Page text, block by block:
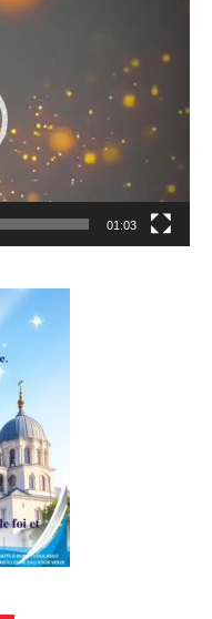
01:03